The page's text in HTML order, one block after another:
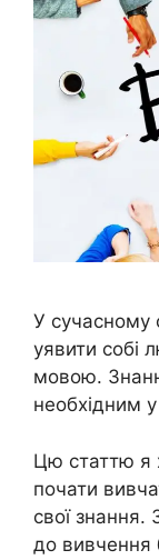
У сучасному
уявити собі
мовою.
необхідним у
Цю статтю я
почати
свої знання.
до вивчення